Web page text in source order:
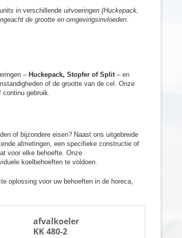
in verschillende uitvoeringen (Huckepack,
de grootte en omgevingsinvloeden.
– Huckepack, Stopfer of Split– en
of de grootte van de cel. Onze
continu gebruik.
of bijzondere eisen? Naast ons uitgebreide
afmetingen, een specifieke constructie of
voor elke behoefte. Onze
koelbehoeften te voldoen.
oplossing voor uw behoeften in de horeca,
afvalkoeler
KK 480-2